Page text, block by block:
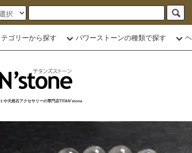
テゴリーから探す パワーストーンの種類で探す
や天然石アクセサリーの専門店TITAN'stone